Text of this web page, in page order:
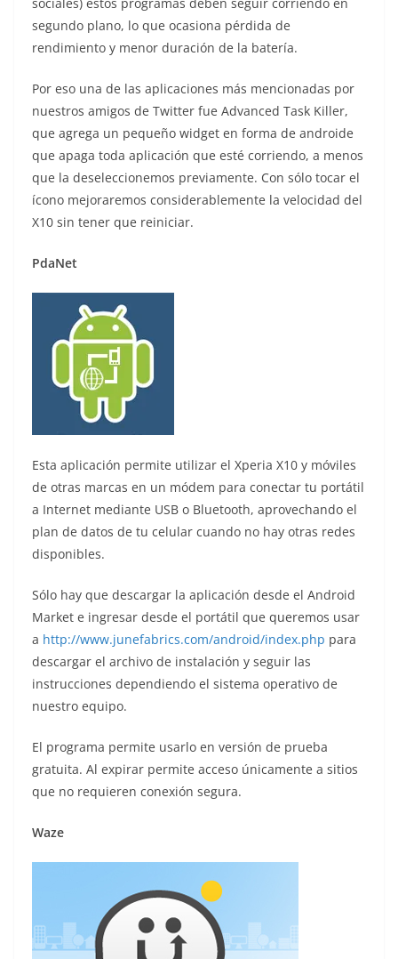
segundo plano, lo que ocasiona pérdida de
rendimiento y menor duración de la batería.
Por eso una de las aplicaciones más mencionadas por
nuestros amigos de Twitter fue Advanced Task Killer,
que agrega un pequeño widget en forma de androide
que apaga toda aplicación que esté corriendo, a menos
que la deseleccionemos previamente. Con sólo tocar el
ícono mejoraremos considerablemente la velocidad del
X10 sin tener que reiniciar.
PdaNet
Esta aplicación permite utilizar el Xperia X10 y móviles
de otras marcas en un módem para conectar tu portátil
a Internet mediante USB o Bluetooth, aprovechando el
plan de datos de tu celular cuando no hay otras redes
disponibles.
Sólo hay que descargar la aplicación desde el Android
Market e ingresar desde el portátil que queremos usar
a http://www.junefabrics.com/android/index.php para
descargar el archivo de instalación y seguir las
instrucciones dependiendo el sistema operativo de
nuestro equipo.
El programa permite usarlo en versión de prueba
gratuita. Al expirar permite acceso únicamente a sitios
que no requieren conexión segura.
Waze